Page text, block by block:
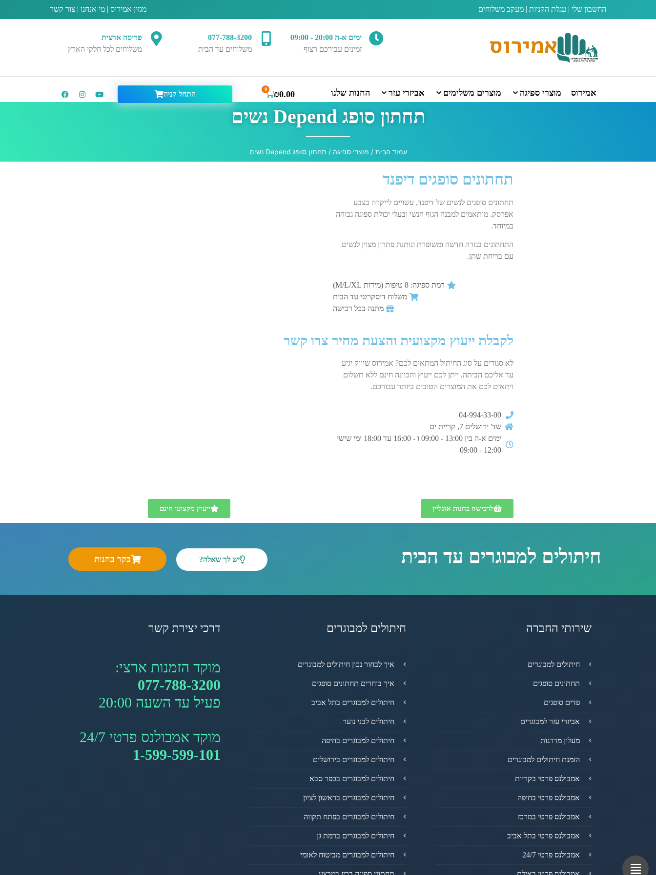
החשבון שלי | עגלת הקניות | מעקב משלוחים מגזין אמירוס | מי אנחנו | צור קשר
ימים א-ה 20:00 - 09:00
זמינים עבורכם רצוף
077-788-3200
משלוחים עד הבית
פריסה ארצית
משלוחים לכל חלקי הארץ
אמירוס מוצרי ספיגה מוצרים משלימים אביזרי עזר החנות שלנו ₪0.00
0
התחל קניה
תחתון סופג Depend נשים
עמוד הבית / מוצרי ספיגה / תחתון סופג Depend נשים
תחתונים סופגים דיפנד
תחתונים סופגים לנשים של דיפנד, עשויים לייקרה בצבע
אפרסק. מותאמים למבנה הגוף הנשי ובעלי יכולת ספיגה גבוהה
במיוחד.
התחתונים בגזרה חדשה ומשופרת ונותנת פתרון מצוין לנשים
עם בריחת שתן.
רמת ספיגה: 8 טיפות (מידות M/L/XL)
משלוח דיסקרטי עד הבית
מתנה בכל רכישה
לקבלת ייעוץ מקצועית והצעת מחיר צרו קשר
לא סגורים על סוג החיתול המתאים לכם? אמירוס שיווק יגיע
עד אליכם הביתה, ייתן לכם ייעוץ והכוונה חינם ללא תשלום
ויתאים לכם את המוצרים הטובים ביותר עבורכם.
04-994-33-00
שד' ירושלים 7, קריית ים
ימים א-ה בין 13:00 - 09:00 ו - 16:00 עד 18:00 ימי שישי
12:00 - 09:00
לרכישה בחנות אונליין ייעוץ מקצועי חינם
חיתולים למבוגרים עד הבית יש לך שאלה? בקר בחנות
שירותי החברה
חיתולים למבוגרים
תחתונים סופגים
פדים סופגים
אביזרי עזר למבוגרים
מעלון מדרגות
הזמנת חיתולים למבוגרים
אמבולנס פרטי בקריות
אמבולנס פרטי בחיפה
אמבולנס פרטי במרכז
אמבולנס פרטי בתל אביב
אמבולנס פרטי 24/7
חיתולים למבוגרים
איך לבחור נכון חיתולים למבוגרים
איך בוחרים תחתונים סופגים
חיתולים למבוגרים בתל אביב
חיתולים לבני נוער
חיתולים למבוגרים בחיפה
חיתולים למבוגרים בירושלים
חיתולים למבוגרים בכפר סבא
חיתולים למבוגרים בראשון לציון
חיתולים למבוגרים בפתח תקווה
חיתולים למבוגרים ברמת גן
חיתולים למבוגרים מביטוח לאומי
דרכי יצירת קשר
מוקד הזמנות ארצי:
077-788-3200
פעיל עד השעה 20:00
מוקד אמבולנס פרטי 24/7
1-599-599-101